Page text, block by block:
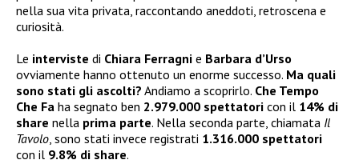
nella sua vita privata, raccontando aneddoti, retroscena e
curiosità.
Le interviste di Chiara Ferragni e Barbara d’Urso
ovviamente hanno ottenuto un enorme successo. Ma quali
sono stati gli ascolti? Andiamo a scoprirlo. Che Tempo
Che Fa ha segnato ben 2.979.000 spettatori con il 14% di
share nella prima parte. Nella seconda parte, chiamata Il
Tavolo, sono stati invece registrati 1.316.000 spettatori
con il 9.8% di share.